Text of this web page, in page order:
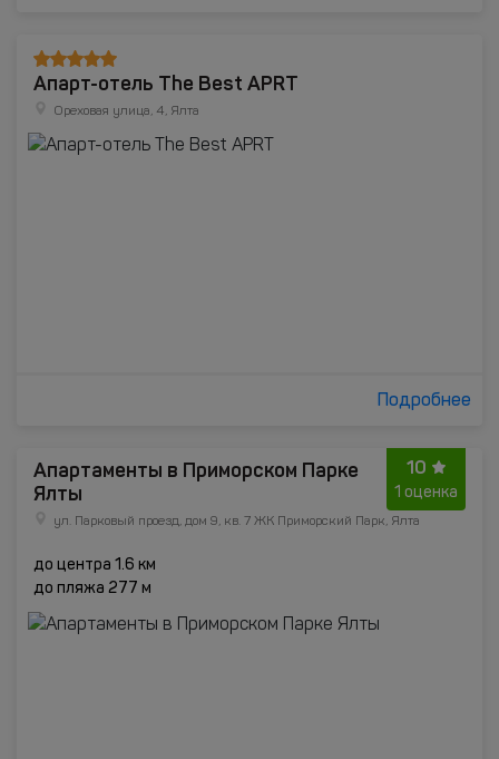
Апарт-отель The Best APRT
Ореховая улица, 4, Ялта
Подробнее
10
1 оценка
Апартаменты в Приморском Парке
Ялты
ул. Парковый проезд, дом 9, кв. 7 ЖК Приморский Парк, Ялта
до центра 1.6 км
до пляжа 277 м